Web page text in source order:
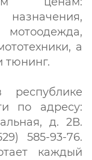
а
тюнинг.
по адресу:
д. 2В.
585-93-76.
каждый